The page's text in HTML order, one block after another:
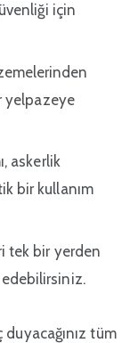
için
yelpazeye
askerlik
bir kullanım
tek bir yerden
tüm